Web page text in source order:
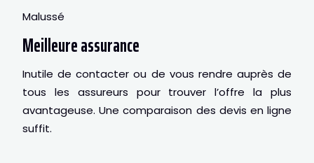
Malussé
Meilleure assurance
Inutile de contacter ou de vous rendre auprès de
tous les assureurs pour trouver l’offre la plus
avantageuse. Une comparaison des devis en ligne
suffit.